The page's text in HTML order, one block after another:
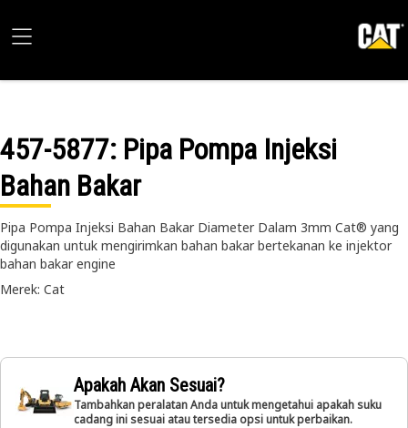
457-5877: Pipa Pompa Injeksi
Bahan Bakar
Pipa Pompa Injeksi Bahan Bakar Diameter Dalam 3mm Cat® yang
digunakan untuk mengirimkan bahan bakar bertekanan ke injektor
bahan bakar engine
Merek: Cat
Apakah Akan Sesuai?
Tambahkan peralatan Anda untuk mengetahui apakah suku
cadang ini sesuai atau tersedia opsi untuk perbaikan.